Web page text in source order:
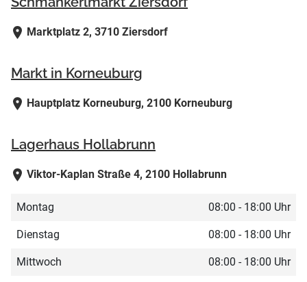
Marktplatz 2, 3710 Ziersdorf
Markt in Korneuburg
Hauptplatz Korneuburg, 2100 Korneuburg
Lagerhaus Hollabrunn
Viktor-Kaplan Straße 4, 2100 Hollabrunn
Montag 08:00 - 18:00 Uhr
Dienstag 08:00 - 18:00 Uhr
Mittwoch 08:00 - 18:00 Uhr